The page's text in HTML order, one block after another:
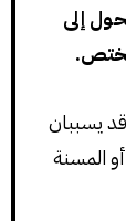
إلى
يسببان
المسنة